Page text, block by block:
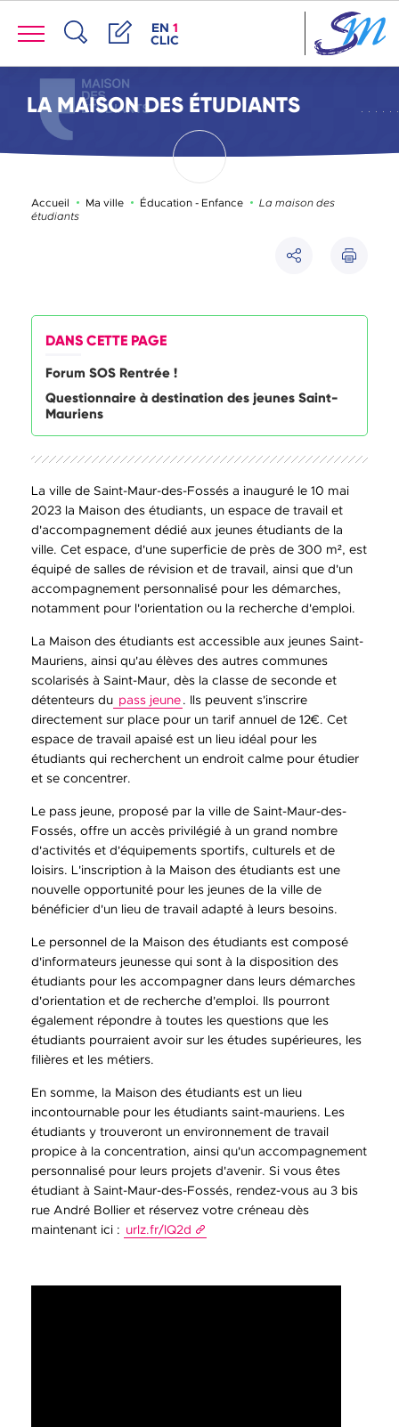
Menu ACCÈS DE LA FENÊTRE DES
EN 1
CLIC
LA MAISON DES ÉTUDIANTS
Accueil Ma ville Éducation - Enfance Page active :
La maison des
étudiants
Partager
Imprimer
DANS CETTE PAGE
Forum SOS Rentrée !
Questionnaire à destination des jeunes Saint-
Mauriens
La ville de Saint-Maur-des-Fossés a inauguré le 10 mai
2023 la Maison des étudiants, un espace de travail et
d'accompagnement dédié aux jeunes étudiants de la
ville. Cet espace, d'une superficie de près de 300 m², est
équipé de salles de révision et de travail, ainsi que d'un
accompagnement personnalisé pour les démarches,
notamment pour l'orientation ou la recherche d'emploi.
La Maison des étudiants est accessible aux jeunes Saint-
Mauriens, ainsi qu'au élèves des autres communes
scolarisés à Saint-Maur, dès la classe de seconde et
détenteurs du pass jeune. Ils peuvent s'inscrire
directement sur place pour un tarif annuel de 12€. Cet
espace de travail apaisé est un lieu idéal pour les
étudiants qui recherchent un endroit calme pour étudier
et se concentrer.
Le pass jeune, proposé par la ville de Saint-Maur-des-
Fossés, offre un accès privilégié à un grand nombre
d'activités et d'équipements sportifs, culturels et de
loisirs. L'inscription à la Maison des étudiants est une
nouvelle opportunité pour les jeunes de la ville de
bénéficier d'un lieu de travail adapté à leurs besoins.
Le personnel de la Maison des étudiants est composé
d'informateurs jeunesse qui sont à la disposition des
étudiants pour les accompagner dans leurs démarches
d'orientation et de recherche d'emploi. Ils pourront
également répondre à toutes les questions que les
étudiants pourraient avoir sur les études supérieures, les
filières et les métiers.
En somme, la Maison des étudiants est un lieu
incontournable pour les étudiants saint-mauriens. Les
étudiants y trouveront un environnement de travail
propice à la concentration, ainsi qu'un accompagnement
personnalisé pour leurs projets d'avenir. Si vous êtes
étudiant à Saint-Maur-des-Fossés, rendez-vous au 3 bis
rue André Bollier et réservez votre créneau dès
maintenant ici : urlz.fr/lQ2d
Panneau de gestion des cookies